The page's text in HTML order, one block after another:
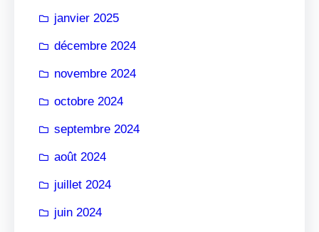
janvier 2025
décembre 2024
novembre 2024
octobre 2024
septembre 2024
août 2024
juillet 2024
juin 2024